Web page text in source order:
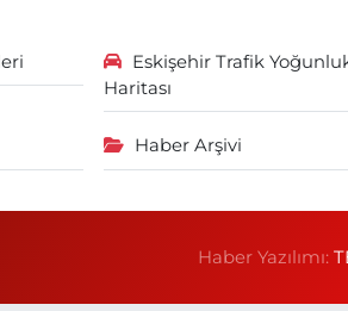
Eskişehir Trafik
Haritası
Haber Arşivi
Haber Yazılımı: